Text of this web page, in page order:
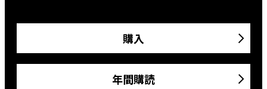
購入
年間購読